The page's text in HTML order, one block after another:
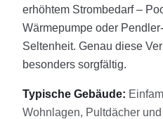
erhöhtem Strombedarf –
Wärmepumpe oder
Seltenheit. Genau diese
besonders sorgfältig.
Typische Gebäude:
Wohnlagen, Pultdächer